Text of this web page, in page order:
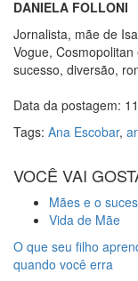
DANIELA FOLLONI
Jornalista, mãe de
Vogue,
sucesso, diversão,
Data da postagem:
Tags: Ana Escobar,
VOCÊ VAI
Mães e o
Vida de Mãe
O que seu filho
quando você erra